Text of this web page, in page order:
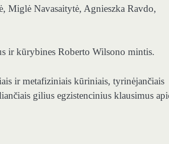
Miglė Navasaitytė, Agnieszka Ravdo,
ir kūrybines Roberto Wilsono mintis.
ir metafiziniais kūriniais, tyrinėjančiais
gilius egzistencinius klausimus